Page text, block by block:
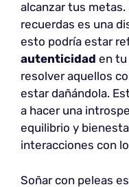
alcanzar tus metas.
recuerdas es una
esto podría estar
autenticidad en tu
resolver aquellos
estar dañándola.
a hacer una
equilibrio y
interacciones con
Soñar con peleas